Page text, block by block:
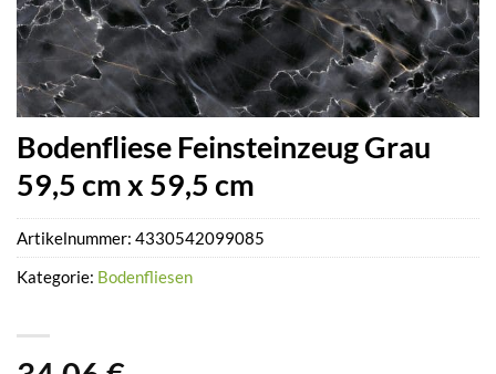
Bodenfliese Feinsteinzeug Grau
59,5 cm x 59,5 cm
Artikelnummer: 4330542099085
Kategorie: Bodenfliesen